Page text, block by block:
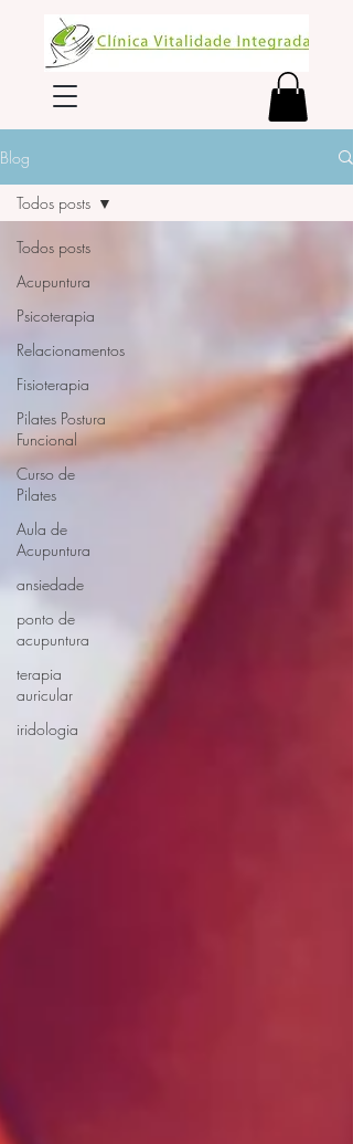
Blog
Todos posts
Acupuntura
Psicoterapia
Relacionamentos
Fisioterapia
Pilates Postura
Funcional
Curso de
Pilates
Aula de
Acupuntura
ansiedade
ponto de
acupuntura
terapia
auricular
iridologia
Todos posts